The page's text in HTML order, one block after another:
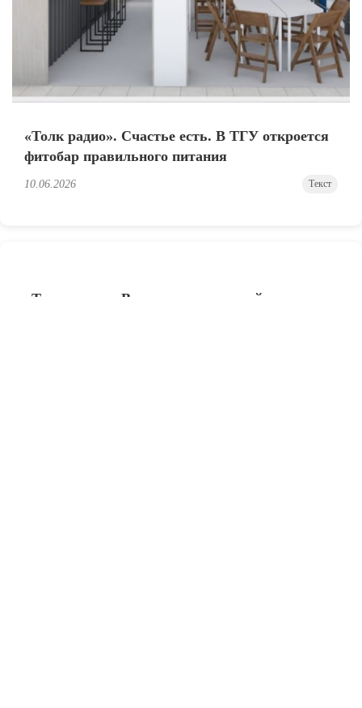
«Толк радио». Счастье есть. В ТГУ откроется
фитобар правильного питания
10.06.2026 Текст